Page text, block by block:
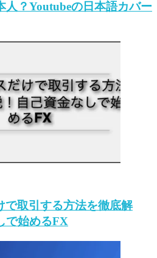
人？Youtubeの日本語カバー
で取引する方法を徹底解
で始めるFX